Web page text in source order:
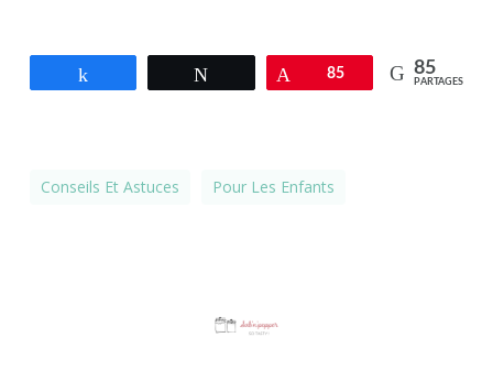
Tweetez Épingle
85 85
PARTAGES
Conseils Et Astuces Pour Les Enfants